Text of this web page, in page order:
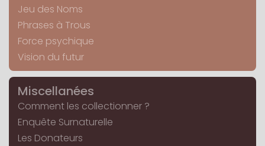
Jeu des Noms
Phrases à Trous
Force psychique
Vision du futur
Miscellanées
Comment les collectionner ?
Enquête Surnaturelle
Les Donateurs